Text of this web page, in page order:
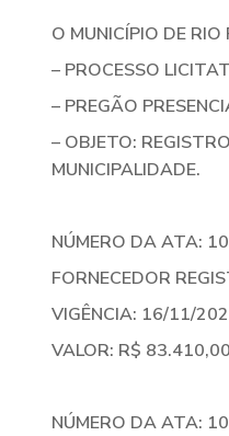
O MUNICÍPIO DE
– PROCESSO
– PREGÃO
– OBJETO:
MUNICIPALIDADE.
NÚMERO DA ATA:
FORNECEDOR
VIGÊNCIA: 16/11/
VALOR: R$
NÚMERO DA ATA: